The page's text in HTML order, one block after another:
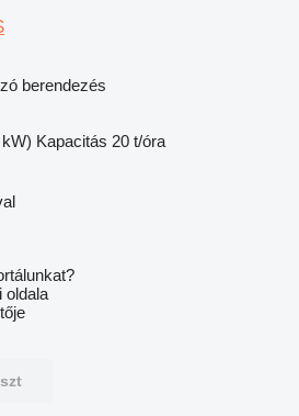
berendezés
Kapacitás 20 t/óra
oldala